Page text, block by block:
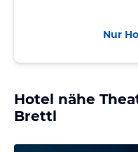
Nur
Hotel nähe
Brettl